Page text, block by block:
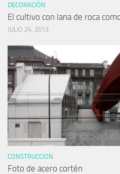
DECORACIÓN
El cultivo con lana de roca
JULIO 24, 2013
CONSTRUCCION
Foto de acero cortén